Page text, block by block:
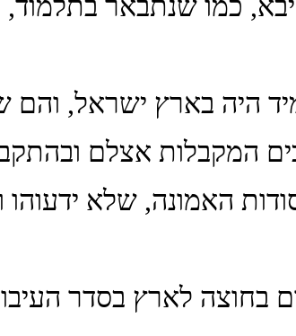
היה בארץ ישראל, והם
המקבלות אצלם
האמונה, שלא ידעוהו
בחוצה לארץ בסדר